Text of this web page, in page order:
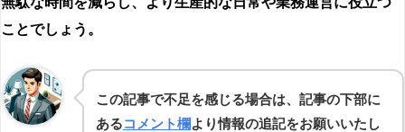
ことでしょう。
この記事で不足を感じる場合は、記事の下部に
あるコメント欄より情報の追記をお願いいたし